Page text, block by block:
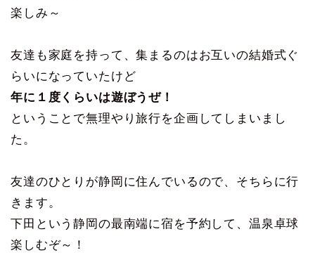
楽しみ～
友達も家庭を持って、集まるのはお互いの結婚式ぐ
らいになっていたけど
年に１度くらいは遊ぼうぜ！
ということで無理やり旅行を企画してしまいまし
た。
友達のひとりが静岡に住んでいるので、そちらに行
きます。
下田という静岡の最南端に宿を予約して、温泉卓球
楽しむぞ～！